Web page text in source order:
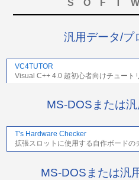
汎用データ/プ
VC4TUTOR
Visual C++ 4.0 超初心者向けチュート
MS-DOSまたは
T's Hardware Checker
拡張スロットに使用する自作ボードの
MS-DOSまたは汎